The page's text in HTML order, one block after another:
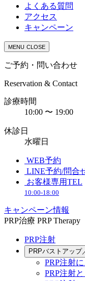
よくある質問
アクセス
キャンペーン
MENU CLOSE
ご予約・問い合わせ
Reservation & Contact
診療時間
10:00 〜 19:00
休診日
水曜日
WEB予約
LINE予約/問合
お客様専用TEL
10:00-18:00
キャンペーン情報
PRP治療 PRP Therapy
PRP注射
PRPバストアップ
PRP注射
PRP注射